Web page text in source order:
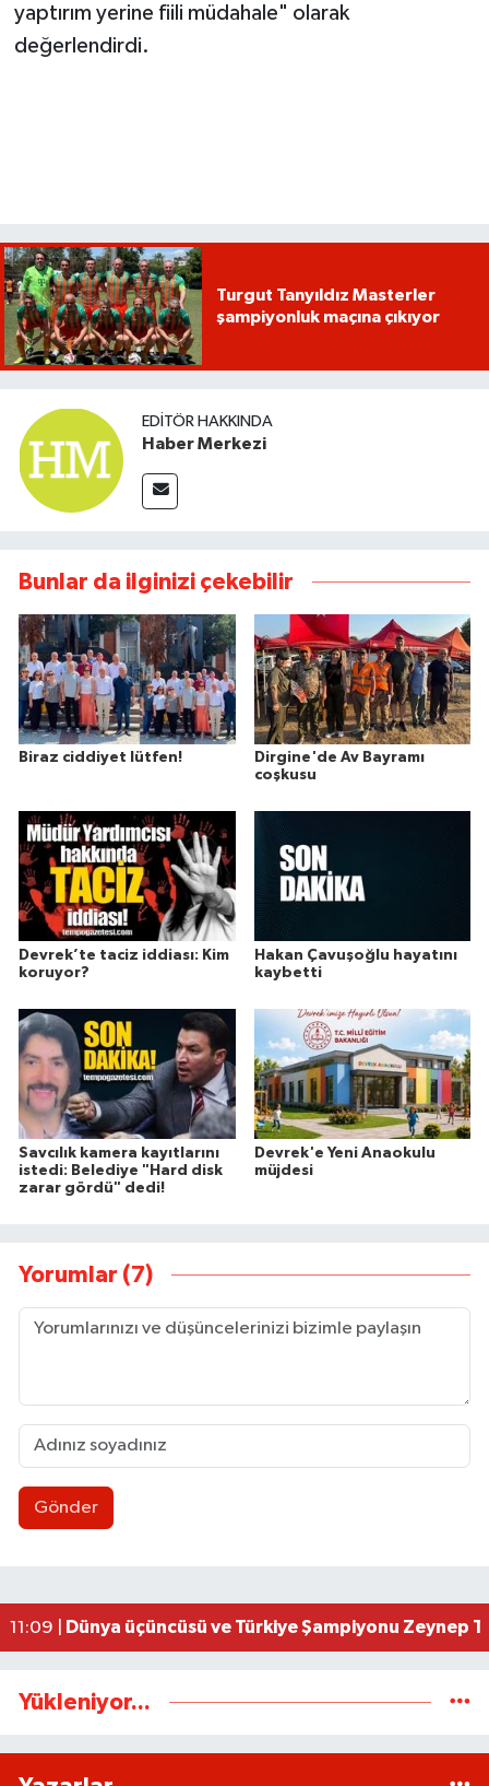
yaptırım yerine fiili müdahale" olarak
değerlendirdi.
Turgut Tanyıldız Masterler
şampiyonluk maçına çıkıyor
EDITÖR HAKKINDA
Haber Merkezi
Bunlar da ilginizi çekebilir
Biraz ciddiyet lütfen!
Dirgine'de Av Bayramı
coşkusu
Devrek’te taciz iddiası: Kim
koruyor?
Hakan Çavuşoğlu hayatını
kaybetti
Savcılık kamera kayıtlarını
istedi: Belediye "Hard disk
zarar gördü" dedi!
Devrek'e Yeni Anaokulu
müjdesi
Yorumlar (7)
Gönder
23:02 |Ereğli’de feci kaza: 18 yaşındaki Miraç
11:09 |
Dünya üçüncüsü ve Türkiye Şampiyonu Zeynep
Yükleniyor...